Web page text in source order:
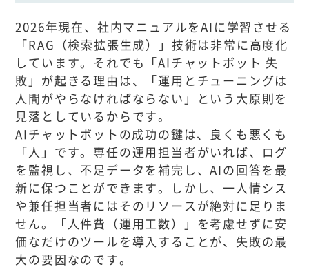
2026年現在、社内マニュアルをAIに学習させる
「RAG（検索拡張生成）」技術は非常に高度化
しています。それでも「AIチャットボット 失
敗」が起きる理由は、「運用とチューニングは
人間がやらなければならない」という大原則を
見落としているからです。
AIチャットボットの成功の鍵は、良くも悪くも
「人」です。専任の運用担当者がいれば、ログ
を監視し、不足データを補完し、AIの回答を最
新に保つことができます。しかし、一人情シス
や兼任担当者にはそのリソースが絶対に足りま
せん。「人件費（運用工数）」を考慮せずに安
価なだけのツールを導入することが、失敗の最
大の要因なのです。